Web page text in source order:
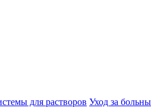
для растворов Уход за